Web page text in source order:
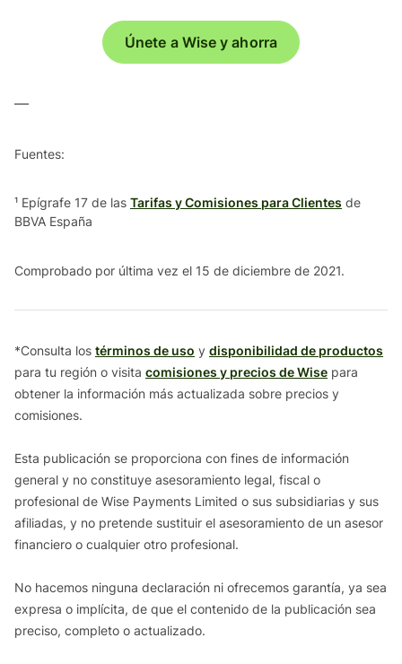
Únete a Wise y ahorra
—
Fuentes:
¹ Epígrafe 17 de las Tarifas y Comisiones para Clientes de
BBVA España
Comprobado por última vez el 15 de diciembre de 2021.
*Consulta los términos de uso y disponibilidad de productos
para tu región o visita comisiones y precios de Wise para
obtener la información más actualizada sobre precios y
comisiones.
Esta publicación se proporciona con fines de información
general y no constituye asesoramiento legal, fiscal o
profesional de Wise Payments Limited o sus subsidiarias y sus
afiliadas, y no pretende sustituir el asesoramiento de un asesor
financiero o cualquier otro profesional.
No hacemos ninguna declaración ni ofrecemos garantía, ya sea
expresa o implícita, de que el contenido de la publicación sea
preciso, completo o actualizado.